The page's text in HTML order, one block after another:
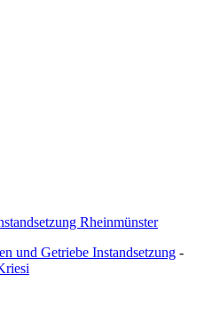
Rheinmünster
und Getriebe Instandsetzung -